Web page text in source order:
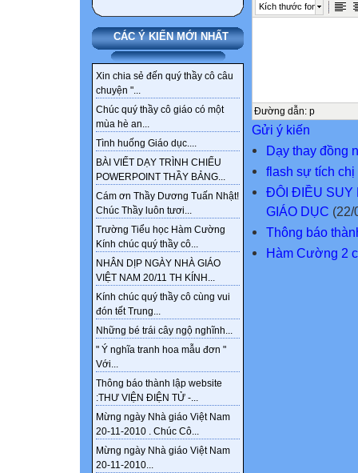
CÁC Ý KIẾN MỚI NHẤT
Xin chia sẻ đến quý thầy cô câu
chuyện "...
Chúc quý thầy cô giáo có một
mùa hè an...
Tình huống Giáo dục....
BÀI VIẾT DẠY TRÌNH CHIẾU
POWERPOINT THẦY BẢNG...
Cám ơn Thầy Dương Tuấn Nhật!
Chúc Thầy luôn tươi...
Trường Tiểu học Hàm Cường
Kính chúc quý thầy cô...
NHÂN DỊP NGÀY NHÀ GIÁO
VIỆT NAM 20/11 TH KÍNH...
Kính chúc quý thầy cô cùng vui
đón tết Trung...
Những bé trái cây ngộ nghĩnh...
" Ý nghĩa tranh hoa mẫu đơn "
Với...
Thông báo thành lập website
:THƯ VIỆN ĐIỆN TỬ -...
Mừng ngày Nhà giáo Việt Nam
20-11-2010 . Chúc Cô...
Mừng ngày Nhà giáo Việt Nam
20-11-2010...
Kích thước font
Đường dẫn: p
Gửi ý kiến
Dạy thay đồng
flash sự tích chị
ĐÔI ĐIỀU SUY
GIÁO DỤC (22/
Thông báo
Hàm Cường 2